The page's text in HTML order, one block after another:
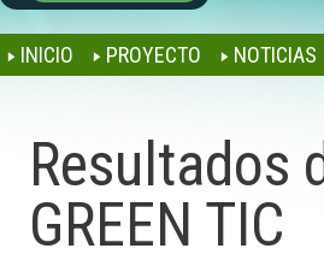
INICIO PROYECTO NOTICIAS
Resultados
GREEN TIC